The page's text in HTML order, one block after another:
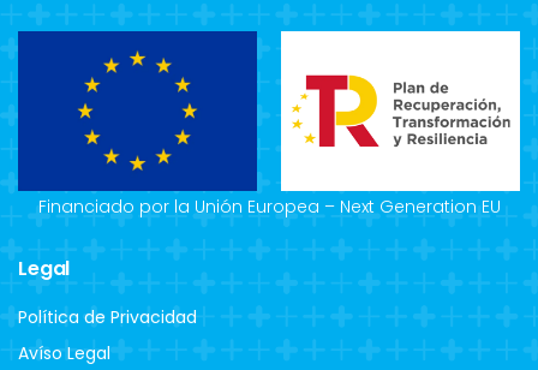
Financiado por la Unión Europea – Next Generation EU
Legal
Política de Privacidad
Avíso Legal